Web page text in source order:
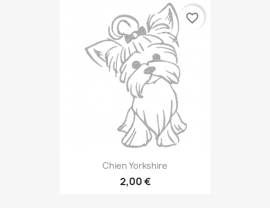
Chien Yorkshire
2,00 €
favorite_border